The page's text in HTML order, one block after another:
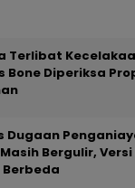
Terlibat
Bone Diperiksa
Dugaan
Bergulir,
Berbeda